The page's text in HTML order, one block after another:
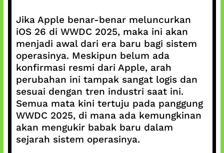
Jika Apple benar-benar meluncurkan
iOS 26 di WWDC 2025, maka ini akan
menjadi awal dari era baru bagi sistem
operasinya. Meskipun belum ada
konfirmasi resmi dari Apple, arah
perubahan ini tampak sangat logis dan
sesuai dengan tren industri saat ini.
Semua mata kini tertuju pada panggung
WWDC 2025, di mana ada kemungkinan
akan mengukir babak baru dalam
sejarah sistem operasinya.